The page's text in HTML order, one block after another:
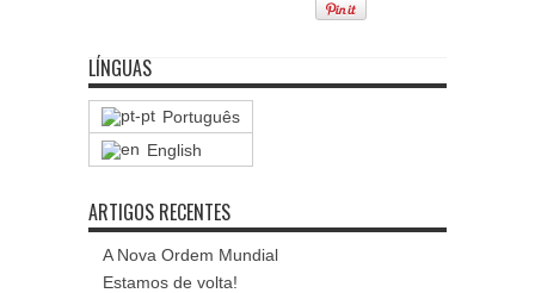
LÍNGUAS
Português
English
ARTIGOS RECENTES
A Nova Ordem Mundial
Estamos de volta!